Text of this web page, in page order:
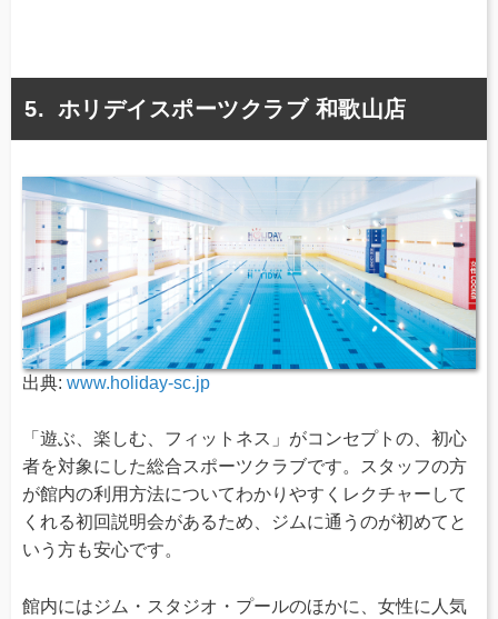
ホリデイスポーツクラブ 和歌山店
出典: www.holiday-sc.jp
「遊ぶ、楽しむ、フィットネス」がコンセプトの、初心
者を対象にした総合スポーツクラブです。スタッフの方
が館内の利用方法についてわかりやすくレクチャーして
くれる初回説明会があるため、ジムに通うのが初めてと
いう方も安心です。
館内にはジム・スタジオ・プールのほかに、女性に人気